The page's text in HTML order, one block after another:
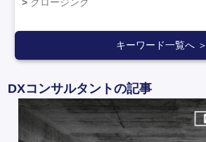
キーワード一覧へ ＞
DXコンサルタントの記事